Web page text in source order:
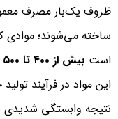
ظروف یک‌بار مصرف
ساخته می‌شوند؛
است بیش از ۴۰۰ تا ۵۰۰ سال
این مواد در فرآیند تولید
نتیجه وابستگی شدیدی